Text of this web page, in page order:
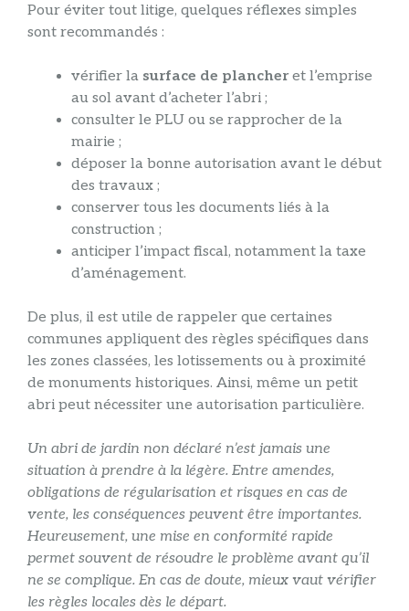
Pour éviter tout litige, quelques réflexes simples
sont recommandés :
vérifier la surface de plancheret l’emprise
au sol avant d’acheter l’abri ;
consulter le PLU ou se rapprocher de la
mairie ;
déposer la bonne autorisation avant le début
des travaux ;
conserver tous les documents liés à la
construction ;
anticiper l’impact fiscal, notamment la taxe
d’aménagement.
De plus, il est utile de rappeler que certaines
communes appliquent des règles spécifiques dans
les zones classées, les lotissements ou à proximité
de monuments historiques. Ainsi, même un petit
abri peut nécessiter une autorisation particulière.
Un abri de jardin non déclaré n’est jamais une
situation à prendre à la légère. Entre amendes,
obligations de régularisation et risques en cas de
vente, les conséquences peuvent être importantes.
Heureusement, une mise en conformité rapide
permet souvent de résoudre le problème avant qu’il
ne se complique. En cas de doute, mieux vaut vérifier
les règles locales dès le départ.